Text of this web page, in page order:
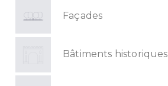
Façades
Bâtiments historiques